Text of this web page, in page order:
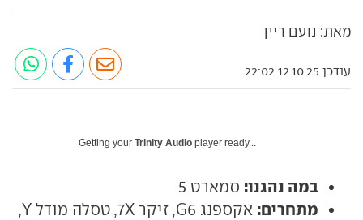
מאת: נועם ריין
עודכן 12.10.25 22:02
Getting your Trinity Audio player ready...
במה נהגנו: סמארט 5
מתחרים:
אקספנג G6, זיקר 7X, טסלה מודל Y,